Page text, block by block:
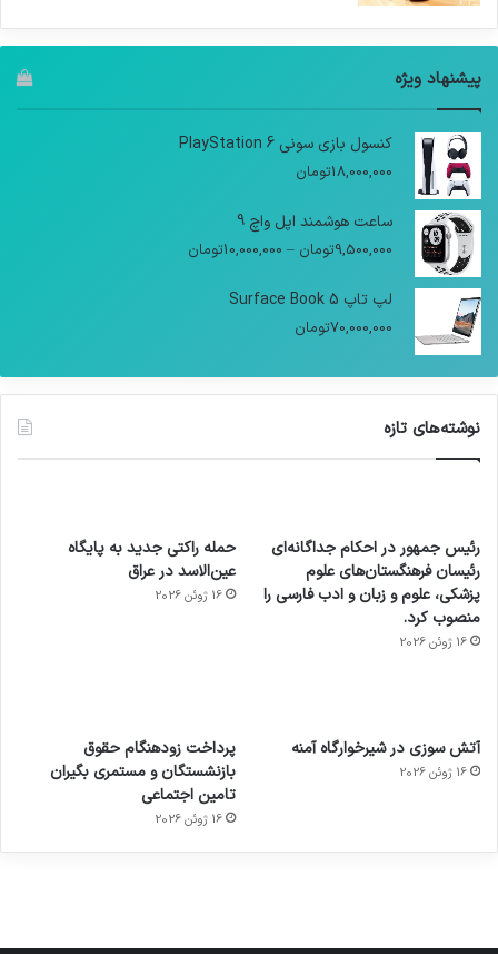
پیشنهاد ویژه
کنسول بازی سونی PlayStation 6
18,000,000تومان
ساعت هوشمند اپل واچ 9
9,500,000تومان –
10,000,000تومان
لپ تاپ Surface Book 5
70,000,000تومان
نوشته‌های تازه
رئیس جمهور در احکام جداگانه‌ای
رئیسان فرهنگستان‌های علوم
پزشکی، علوم و زبان و ادب فارسی را
منصوب کرد.
16 ژوئن 2026
حمله راکتی جدید به پایگاه
عین‌الاسد در عراق
16 ژوئن 2026
آتش سوزی در شیرخوارگاه آمنه
16 ژوئن 2026
پرداخت زودهنگام حقوق
بازنشستگان و مستمری بگیران
تامین اجتماعی
16 ژوئن 2026
برای
کشف
توسط
مجازی
…
ساعت
هوشمند
با طعم
توسط
ژاکت
در
های
2023
توسط